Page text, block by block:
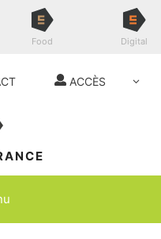
Food Digital
ACCÈS